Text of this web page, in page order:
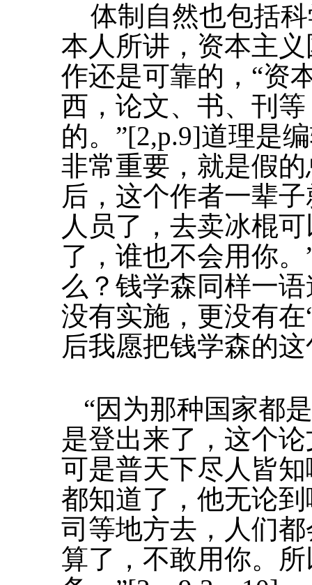
体制自然也包括
本人所讲，资本主
作还是可靠的，“资
西，论文、书、刊
的。”[2,p.9]道理是
非常重要，就是假
后，这个作者一辈
人员了，去卖冰棍
了，谁也不会用你
么？钱学森同样一
没有实施，更没有
后我愿把钱学森的
“因为那种国家都
是登出来了，这个
可是普天下尽人皆
都知道了，他无论
司等地方去，人们
算了，不敢用你。